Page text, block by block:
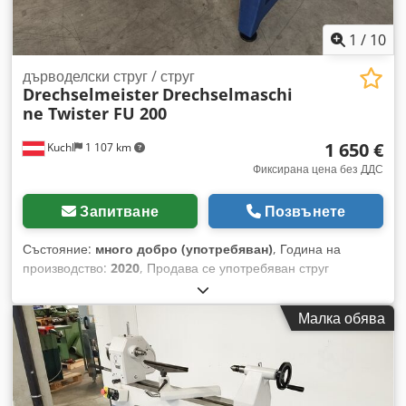
1 / 10
Kuchl 1 107 km
дърводелски струг / струг
Drechselmeister Drechselmaschi
ne Twister FU 200
1 650 €
Фиксирана цена без ДДС
Запитване Позвънете
Състояние: много добро (употребяван), Година на
производство: 2020, Продава се употребяван струг
Drechselmeister Twister FU 200 със растояние между
центровете 715 мм. Машината е в добро състояние.
Технически данни - Височина на центъра: 200 мм -
Диаметър на въртене: 395 мм (с опционално външно
устройство до 700 мм) - Растояние между центровете:
около 715 мм (възможно разширение) Dcedpfxjyucw Te Al
Njk - Шпинделен захват: M33 x 3,5 с ASR (Euro) предпазна
Малка обява